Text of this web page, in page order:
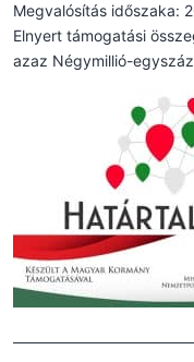
Megvalósítás időszaka:
Elnyert támogatási
azaz Négymillió-